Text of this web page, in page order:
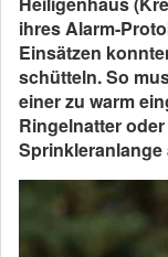
ihres Alarm-
Einsätzen
schütteln. So
einer zu warm
Ringelnatter